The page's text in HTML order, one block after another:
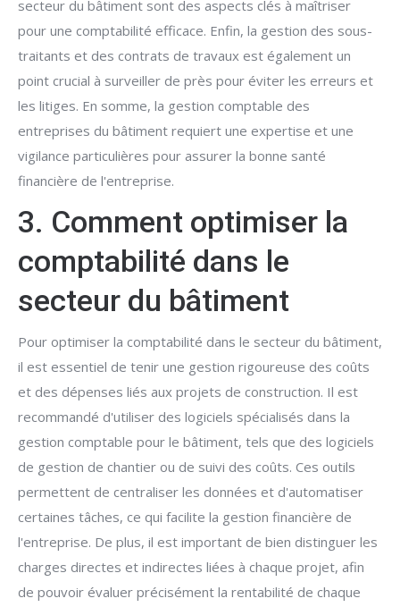
secteur du bâtiment sont des aspects clés à maîtriser
pour une comptabilité efficace. Enfin, la gestion des sous-
traitants et des contrats de travaux est également un
point crucial à surveiller de près pour éviter les erreurs et
les litiges. En somme, la gestion comptable des
entreprises du bâtiment requiert une expertise et une
vigilance particulières pour assurer la bonne santé
financière de l'entreprise.
3. Comment optimiser la
comptabilité dans le
secteur du bâtiment
Pour optimiser la comptabilité dans le secteur du bâtiment,
il est essentiel de tenir une gestion rigoureuse des coûts
et des dépenses liés aux projets de construction. Il est
recommandé d'utiliser des logiciels spécialisés dans la
gestion comptable pour le bâtiment, tels que des logiciels
de gestion de chantier ou de suivi des coûts. Ces outils
permettent de centraliser les données et d'automatiser
certaines tâches, ce qui facilite la gestion financière de
l'entreprise. De plus, il est important de bien distinguer les
charges directes et indirectes liées à chaque projet, afin
de pouvoir évaluer précisément la rentabilité de chaque